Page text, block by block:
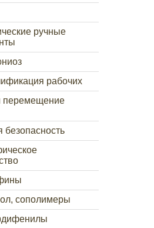
ручные
рабочих
перемещение
безопасность
сополимеры